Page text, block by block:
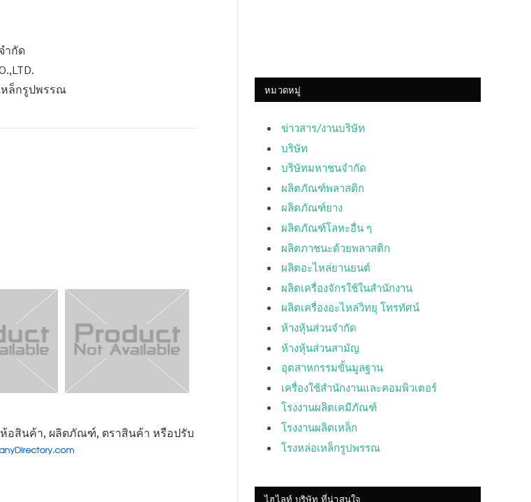
ำกัด
หล็กรูปพรรณ
อสินค้า, ผลิตภัณฑ์, ตราสินค้า หรือปรับ
หมวดหมู่
ข่าวสาร/งานบริษัท
บริษัท
บริษัทมหาชนจำกัด
ผลิตภัณฑ์พลาสติก
ผลิตภัณฑ์ยาง
ผลิตภัณฑ์โลหะอื่น ๆ
ผลิตภาชนะด้วยพลาสติก
ผลิตอะไหล่ยานยนต์
ผลิตเครื่องจักรใช้ในสำนักงาน
ผลิตเครื่องอะไหล่วิทยุ โทรทัศน์
ห้างหุ้นส่วนจำกัด
ห้างหุ้นส่วนสามัญ
อุตสาหกรรมขั้นมูลฐาน
เครื่องใช้สำนักงานและคอมพิวเตอร์
โรงงานผลิตเคมีภัณฑ์
โรงงานผลิตเหล็ก
โรงหล่อเหล็กรูปพรรณ
ไฮไลท์ บริษัท ที่น่าสนใจ